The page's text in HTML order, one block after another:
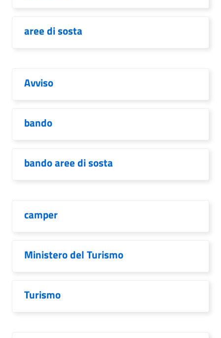
aree di sosta
Avviso
bando
bando aree di sosta
camper
Ministero del Turismo
Turismo